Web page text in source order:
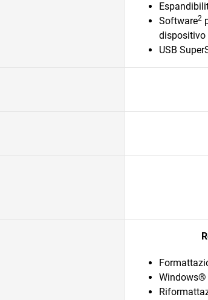
Software2
dispositivo
USB
Windows®